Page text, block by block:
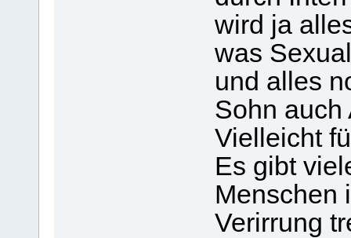
wird ja
was
und alles
Sohn auch
Vielleicht
Es gibt
Menschen
Verirrung